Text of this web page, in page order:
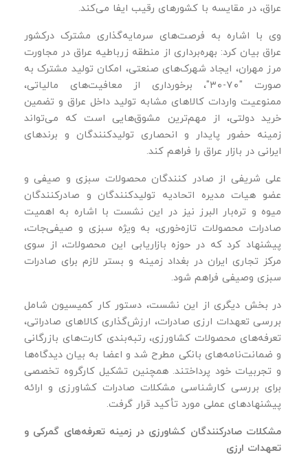
عراق، در مقایسه با کشورهای رقیب ایفا می‌کند.
وی با اشاره به فرصت‌های سرمایه‌گذاری مشترک درکشور
عراق بیان کرد: بهره‌برداری از منطقه زرباطیه عراق در مجاورت
مرز مهران، ایجاد شهرک‌های صنعتی، امکان تولید مشترک به
‌صورت "۷۰-۳۰"، برخورداری از معافیت‌های مالیاتی،
ممنوعیت واردات کالاهای مشابه تولید داخل عراق و تضمین
خرید دولتی، از مهم‌ترین مشوق‌هایی است که می‌تواند
زمینه حضور پایدار و انحصاری تولیدکنندگان و برندهای
ایرانی در بازار عراق را فراهم کند.
علی شریفی از صادر کنندگان محصولات سبزی و صیفی و
عضو هیات مدیره اتحادیه تولیدکنندگان و صادرکنندگان
میوه و تره‌بار البرز نیز در این نشست با اشاره به اهمیت
صادرات محصولات تازه‌خوری، به ‌ویژه سبزی و صیفی‌جات،
پیشنهاد کرد که در حوزه بازاریابی این محصولات، از سوی
مرکز تجاری ایران در بغداد زمینه و بستر لازم برای صادرات
سبزی وصیفی فراهم شود.
در بخش دیگری از این نشست، دستور کار کمیسیون شامل
بررسی تعهدات ارزی صادرات، ارزش‌گذاری کالاهای صادراتی،
تعرفه‌های محصولات کشاورزی، رتبه‌بندی کارت‌های بازرگانی
و ضمانت‌نامه‌های بانکی مطرح شد و اعضا به بیان دیدگاه‌ها
و تجربیات خود پرداختند. همچنین تشکیل کارگروه تخصصی
برای بررسی کارشناسی مشکلات صادرات کشاورزی و ارائه
پیشنهادهای عملی مورد تأکید قرار گرفت.
مشکلات صادرکنندگان کشاورزی در زمینه تعرفه‌های گمرکی و
تعهدات ارزی